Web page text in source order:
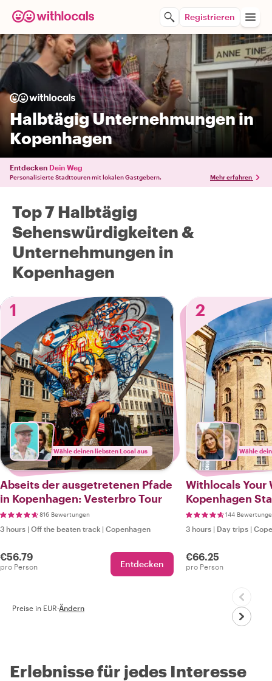
Registrieren
Halbtägig Unternehmungen in
Kopenhagen
Entdecken Dein Weg
Personalisierte Stadttouren mit lokalen Gastgebern. Mehr erfahren
Top 7 Halbtägig
Sehenswürdigkeiten &
Unternehmungen in
Kopenhagen
1
Wähle deinen liebsten Local aus
Abseits der ausgetretenen Pfade
in Kopenhagen: Vesterbro Tour
816 Bewertungen
3 hours | Off the beaten track | Copenhagen
€56.79
pro Person Entdecken
2
Wähle
Withlocals Your
Kopenhagen
144
3 hours | Day trips |
€66.25
pro Person
Preise in EUR·Ändern
Erlebnisse für jedes Interesse